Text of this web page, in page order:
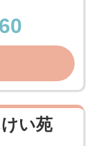
い苑